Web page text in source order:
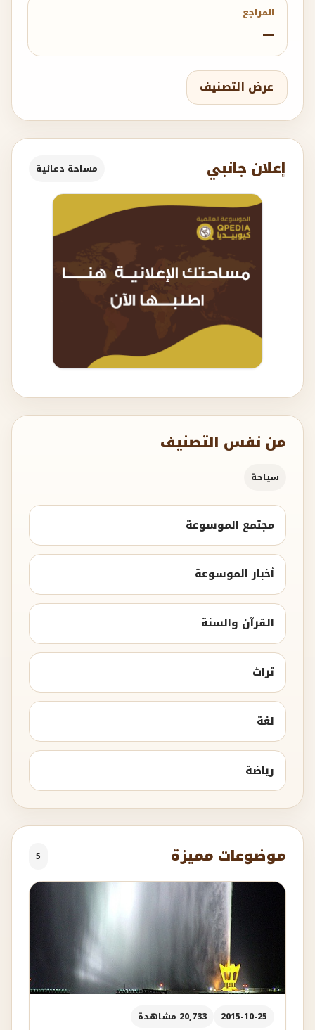
المراجع
—
عرض التصنيف
إعلان جانبي مساحة دعائية
من نفس التصنيف
سياحة
مجتمع الموسوعة
أخبار الموسوعة
القرآن والسنة
تراث
لغة
رياضة
موضوعات مميزة 5
2015-10-25 20,733 مشاهدة